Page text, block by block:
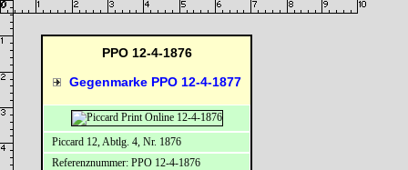
PPO 12-4-1876
Gegenmarke PPO 12-4-1877
Piccard 12, Abtlg. 4, Nr. 1876
Referenznummer: PPO 12-4-1876